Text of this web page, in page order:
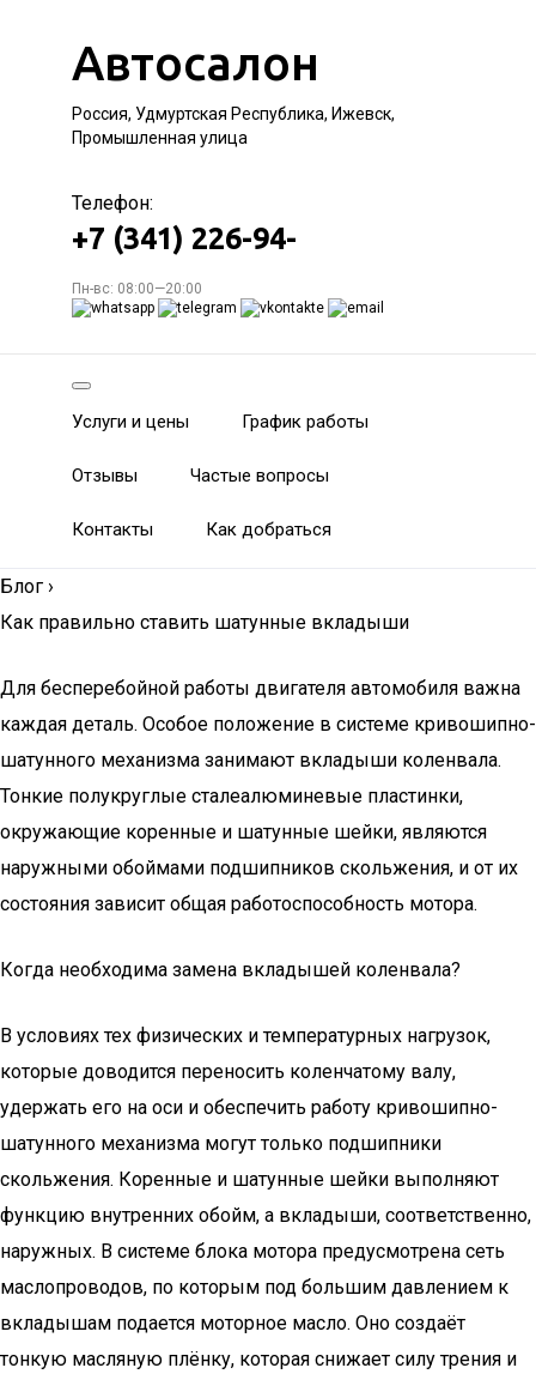
Автосалон
Россия, Удмуртская Республика, Ижевск,
Промышленная улица
Телефон:
+7 (341) 226-94-
Пн-вс: 08:00—20:00
Услуги и цены График работы
Отзывы Частые вопросы
Контакты Как добраться
Блог ›
Как правильно ставить шатунные вкладыши
Для бесперебойной работы двигателя автомобиля важна
каждая деталь. Особое положение в системе кривошипно-
шатунного механизма занимают вкладыши коленвала.
Тонкие полукруглые сталеалюминевые пластинки,
окружающие коренные и шатунные шейки, являются
наружными обоймами подшипников скольжения, и от их
состояния зависит общая работоспособность мотора.
Когда необходима замена вкладышей коленвала?
В условиях тех физических и температурных нагрузок,
которые доводится переносить коленчатому валу,
удержать его на оси и обеспечить работу кривошипно-
шатунного механизма могут только подшипники
скольжения. Коренные и шатунные шейки выполняют
функцию внутренних обойм, а вкладыши, соответственно,
наружных. В системе блока мотора предусмотрена сеть
маслопроводов, по которым под большим давлением к
вкладышам подается моторное масло. Оно создаёт
тонкую масляную плёнку, которая снижает силу трения и